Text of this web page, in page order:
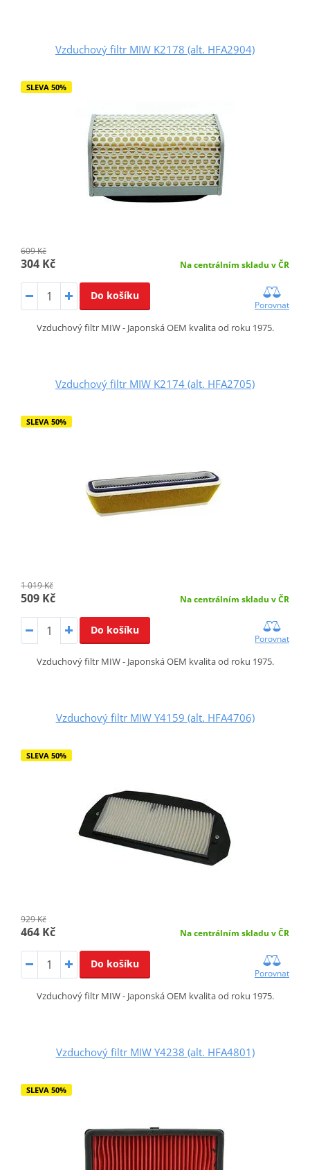
Vzduchový filtr MIW K2178 (alt. HFA2904)
SLEVA 50%
609 Kč
304 Kč Na centrálním skladu v ČR
Do košíku
Porovnat
Vzduchový filtr MIW - Japonská OEM kvalita od roku 1975.
Vzduchový filtr MIW K2174 (alt. HFA2705)
SLEVA 50%
1 019 Kč
509 Kč Na centrálním skladu v ČR
Do košíku
Porovnat
Vzduchový filtr MIW - Japonská OEM kvalita od roku 1975.
Vzduchový filtr MIW Y4159 (alt. HFA4706)
SLEVA 50%
929 Kč
464 Kč Na centrálním skladu v ČR
Do košíku
Porovnat
Vzduchový filtr MIW - Japonská OEM kvalita od roku 1975.
Vzduchový filtr MIW Y4238 (alt. HFA4801)
SLEVA 50%